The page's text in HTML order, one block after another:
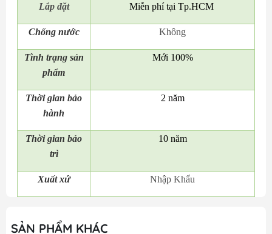
Lắp đặt Miễn phí tại Tp.HCM
Chống nước Không
Tình trạng sản
phẩm
Mới 100%
Thời gian bảo
hành
2 năm
Thời gian bảo
trì
10 năm
Xuất xứ Nhập Khẩu
SẢN PHẨM KHÁC